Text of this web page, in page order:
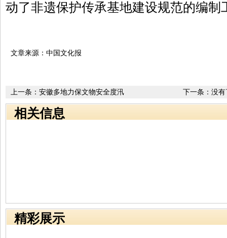
动了非遗保护传承基地建设规范的编制
文章来源：中国文化报
下一条：没有
上一条： 安徽多地力保文物安全度汛
相关信息
精彩展示